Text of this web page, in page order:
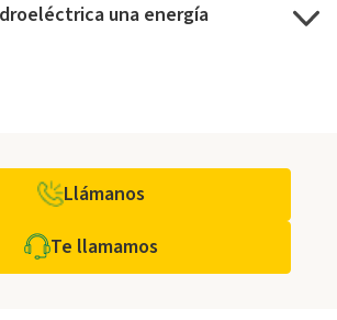
una energía
Llámanos
Te llamamos